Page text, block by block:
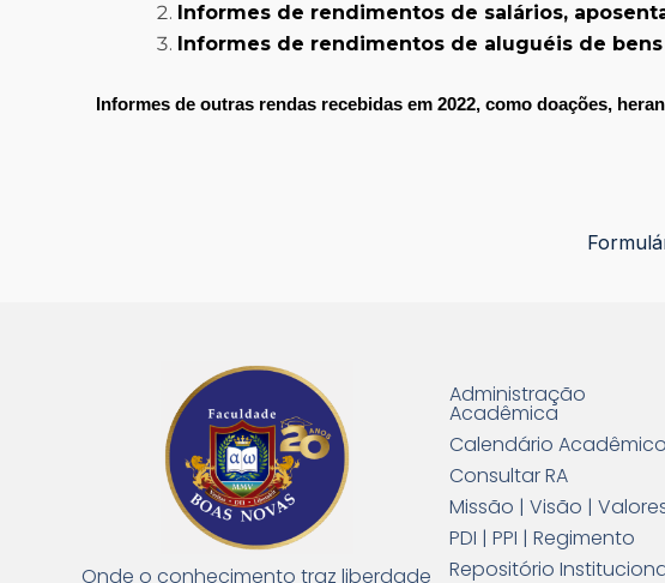
Informes de rendimentos de salários,
Informes de rendimentos de aluguéis de
Informes de outras rendas recebidas em 2022, como doações,
Onde o conhecimento traz liberdade
Administração
Acadêmica
Calendário Acadêmico
Consultar RA
Missão | Visão |
PDI | PPI | Regimento
Repositório